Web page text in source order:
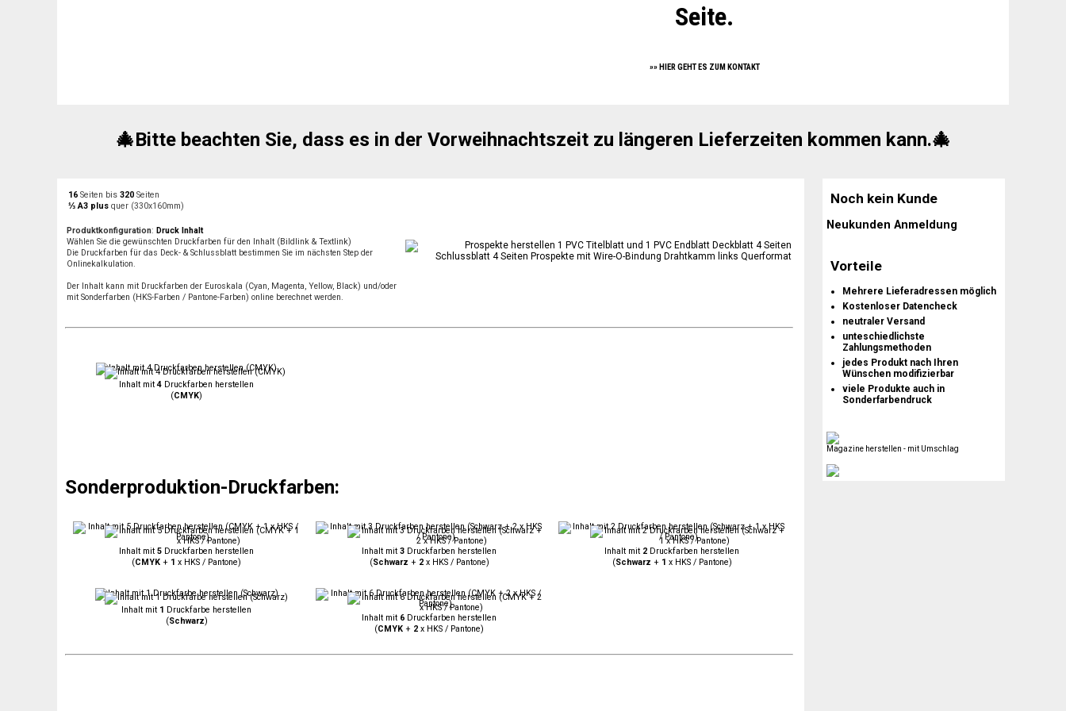
-10%
unerfüllt.
Seite.
»» HIER GEHT ES ZUM KONTAKT
🎄Bitte beachten Sie, dass es in der Vorweihnachtszeit zu längeren Lieferzeiten kommen kann.🎄
Noch kein Kunde
Neukunden Anmeldung
Vorteile
Mehrere Lieferadressen möglich
Kostenloser Datencheck
neutraler Versand
unteschiedlichste
Zahlungsmethoden
jedes Produkt nach Ihren
Wünschen modifizierbar
viele Produkte auch in
Sonderfarbendruck
Magazine herstellen - mit Umschlag
16 Seiten bis 320 Seiten
⅓ A3 plus quer (330x160mm)
Produktkonfiguration: Druck Inhalt
Wählen Sie die gewünschten Druckfarben für den Inhalt (Bildlink & Textlink)
Die Druckfarben für das Deck- & Schlussblatt bestimmen Sie im nächsten Step der
Onlinekalkulation.
Der Inhalt kann mit Druckfarben der Euroskala (Cyan, Magenta, Yellow, Black) und/oder
mit Sonderfarben (HKS-Farben / Pantone-Farben) online berechnet werden.
Inhalt mit4 Druckfarben herstellen
(CMYK)
Sonderproduktion-Druckfarben:
Inhalt mit 5 Druckfarben herstellen
(CMYK + 1 x HKS / Pantone)
Inhalt mit 3 Druckfarben herstellen
(Schwarz + 2x HKS / Pantone)
Inhalt mit 2 Druckfarben herstellen
(Schwarz + 1 x HKS / Pantone)
Inhalt mit 1 Druckfarbe herstellen
(Schwarz) Inhalt mit 6 Druckfarben herstellen
(CMYK + 2 x HKS / Pantone)